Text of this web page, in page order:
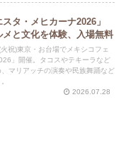
タ・メヒカーナ2026」
と文化を体験、入場無料
祝)東京・お台場でメキシコフェ
」開催。タコスやテキーラなど
マリアッチの演奏や民族舞踊など
2026.07.28